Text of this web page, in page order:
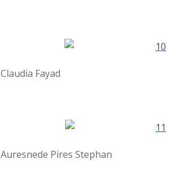
Claudia Fayad
Auresnede Pires Stephan